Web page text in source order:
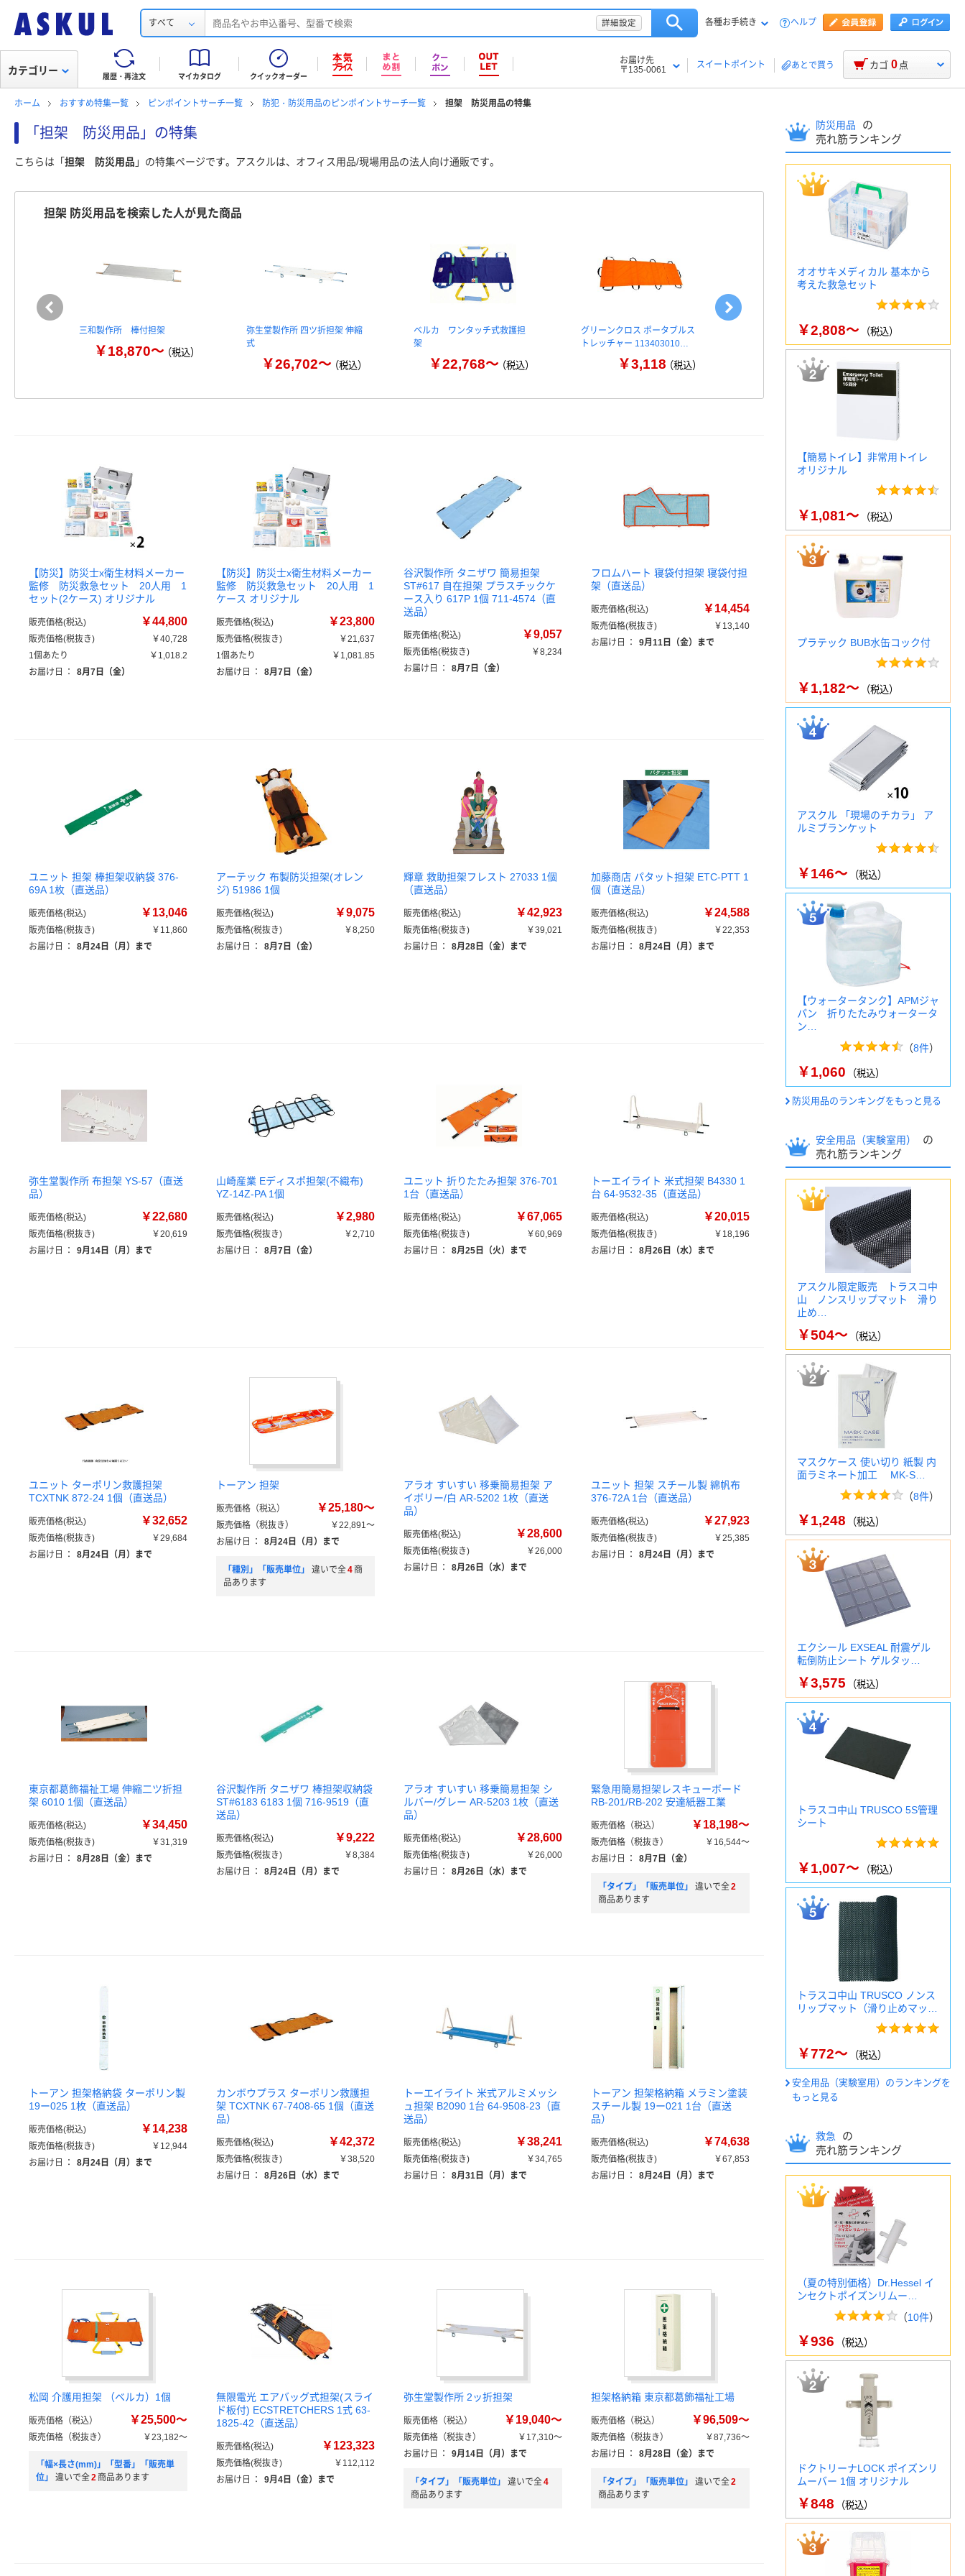
すべて 詳細設定 各種お手続き ヘルプ
履歴・再注文 マイカタログ クイックオーダー
お届け先
〒135-0061
スイートポイント あとで買う
カテゴリー カゴ 0 点
ホーム おすすめ特集一覧 ピンポイントサーチ一覧 防犯・防災用品のピンポイントサーチ一覧 担架 防災用品の特集
「担架 防災用品」の特集
こちらは「担架 防災用品 」の特集ページです。アスクルは、オフィス用品/現場用品の法人向け通販です。
担架 防災用品を検索した人が見た商品
三和製作所 棒付担架
￥18,870～（税込）
弥生堂製作所 四ツ折担架 伸縮
式
￥26,702～（税込）
ベルカ ワンタッチ式救護担
架
￥22,768～（税込）
グリーンクロス ポータブルス
トレッチャー 113403010…
￥3,118（税込）
アズワン 担架収納ケース 担架
￥40,152～
￥
【防災】防災士x衛生材料メーカー
監修 防災救急セット 20人用 1
セット(2ケース) オリジナル
販売価格(税込) ￥44,800
販売価格(税抜き)
￥40,728
1個あたり
￥1,018.2
お届け日
： 8月7日（金）
【防災】防災士x衛生材料メーカー
監修 防災救急セット 20人用 1
ケース オリジナル
販売価格(税込) ￥23,800
販売価格(税抜き)
￥21,637
1個あたり
￥1,081.85
お届け日
： 8月7日（金）
谷沢製作所 タニザワ 簡易担架
ST#617 自在担架 プラスチックケ
ース入り 617P 1個 711-4574（直
送品）
販売価格(税込) ￥9,057
販売価格(税抜き)
￥8,234
お届け日
： 8月7日（金）
フロムハート 寝袋付担架 寝袋付担
架（直送品）
販売価格(税込) ￥14,454
販売価格(税抜き)
￥13,140
お届け日
： 9月11日（金）まで
ユニット 担架 棒担架収納袋 376-
69A 1枚（直送品）
販売価格(税込) ￥13,046
販売価格(税抜き)
￥11,860
お届け日
： 8月24日（月）まで
アーテック 布製防災担架(オレン
ジ) 51986 1個
販売価格(税込) ￥9,075
販売価格(税抜き)
￥8,250
お届け日
： 8月7日（金）
輝章 救助担架フレスト 27033 1個
（直送品）
販売価格(税込) ￥42,923
販売価格(税抜き)
￥39,021
お届け日
： 8月28日（金）まで
加藤商店 パタット担架 ETC-PTT 1
個（直送品）
販売価格(税込) ￥24,588
販売価格(税抜き)
￥22,353
お届け日
： 8月24日（月）まで
弥生堂製作所 布担架 YS-57（直送
品）
販売価格(税込) ￥22,680
販売価格(税抜き)
￥20,619
お届け日
： 9月14日（月）まで
山崎産業 Eディスポ担架(不織布)
YZ-14Z-PA 1個
販売価格(税込) ￥2,980
販売価格(税抜き)
￥2,710
お届け日
： 8月7日（金）
ユニット 折りたたみ担架 376-701
1台（直送品）
販売価格(税込) ￥67,065
販売価格(税抜き)
￥60,969
お届け日
： 8月25日（火）まで
トーエイライト 米式担架 B4330 1
台 64-9532-35（直送品）
販売価格(税込) ￥20,015
販売価格(税抜き)
￥18,196
お届け日
： 8月26日（水）まで
ユニット ターポリン救護担架
TCXTNK 872-24 1個（直送品）
販売価格(税込) ￥32,652
販売価格(税抜き)
￥29,684
お届け日
： 8月24日（月）まで
トーアン 担架
販売価格（税込） ￥25,180～
販売価格（税抜き）
￥22,891～
お届け日
： 8月24日（月）まで
「種別」「販売単位」 違いで全4 商
品あります
アラオ すいすい 移乗簡易担架 ア
イボリー/白 AR-5202 1枚（直送
品）
販売価格(税込) ￥28,600
販売価格(税抜き)
￥26,000
お届け日
： 8月26日（水）まで
ユニット 担架 スチール製 綿帆布
376-72A 1台（直送品）
販売価格(税込) ￥27,923
販売価格(税抜き)
￥25,385
お届け日
： 8月24日（月）まで
東京都葛飾福祉工場 伸縮二ツ折担
架 6010 1個（直送品）
販売価格(税込) ￥34,450
販売価格(税抜き)
￥31,319
お届け日
： 8月28日（金）まで
谷沢製作所 タニザワ 棒担架収納袋
ST#6183 6183 1個 716-9519（直
送品）
販売価格(税込) ￥9,222
販売価格(税抜き)
￥8,384
お届け日
： 8月24日（月）まで
アラオ すいすい 移乗簡易担架 シ
ルバー/グレー AR-5203 1枚（直送
品）
販売価格(税込) ￥28,600
販売価格(税抜き)
￥26,000
お届け日
： 8月26日（水）まで
緊急用簡易担架レスキューボード
RB-201/RB-202 安達紙器工業
販売価格（税込） ￥18,198～
販売価格（税抜き）
￥16,544～
お届け日
： 8月7日（金）
「タイプ」「販売単位」 違いで全2
商品あります
トーアン 担架格納袋 ターポリン製
19ー025 1枚（直送品）
販売価格(税込) ￥14,238
販売価格(税抜き)
￥12,944
お届け日
： 8月24日（月）まで
カンボウプラス ターポリン救護担
架 TCXTNK 67-7408-65 1個（直送
品）
販売価格(税込) ￥42,372
販売価格(税抜き)
￥38,520
お届け日
： 8月26日（水）まで
トーエイライト 米式アルミメッシ
ュ担架 B2090 1台 64-9508-23（直
送品）
販売価格(税込) ￥38,241
販売価格(税抜き)
￥34,765
お届け日
： 8月31日（月）まで
トーアン 担架格納箱 メラミン塗装
スチール製 19ー021 1台（直送
品）
販売価格(税込) ￥74,638
販売価格(税抜き)
￥67,853
お届け日
： 8月24日（月）まで
松岡 介護用担架 （ベルカ）1個
販売価格（税込） ￥25,500～
販売価格（税抜き） ￥23,182～
「幅×長さ(mm)」「型番」「販売単
位」
違いで全2 商品あります
無限電光 エアバッグ式担架(スライ
ド板付) ECSTRETCHERS 1式 63-
1825-42（直送品）
販売価格(税込) ￥123,323
販売価格(税抜き)
￥112,112
お届け日
： 9月4日（金）まで
弥生堂製作所 2ッ折担架
販売価格（税込） ￥19,040～
販売価格（税抜き）
￥17,310～
お届け日
： 9月14日（月）まで
「タイプ」「販売単位」 違いで全4
商品あります
担架格納箱 東京都葛飾福祉工場
販売価格（税込） ￥96,509～
販売価格（税抜き）
￥87,736～
お届け日
： 8月28日（金）まで
「タイプ」「販売単位」 違いで全2
商品あります
防災用品
の
売れ筋ランキング
オオサキメディカル 基本から
考えた救急セット
￥2,808～ （税込）
【簡易トイレ】非常用トイレ
オリジナル
￥1,081～ （税込）
プラテック BUB水缶コック付
￥1,182～ （税込）
アスクル 「現場のチカラ」 ア
ルミブランケット
￥146～ （税込）
【ウォータータンク】APMジャ
パン 折りたたみウォータータ
ン…
（8件）
￥1,060 （税込）
防災用品のランキングをもっと見る
安全用品（実験室用）
の
売れ筋ランキング
アスクル限定販売 トラスコ中
山 ノンスリップマット 滑り
止め…
￥504～ （税込）
マスクケース 使い切り 紙製 内
面ラミネート加工 MK-S…
（8件）
￥1,248 （税込）
エクシール EXSEAL 耐震ゲル
転倒防止シート ゲルタッ…
￥3,575 （税込）
トラスコ中山 TRUSCO 5S管理
シート
￥1,007～ （税込）
トラスコ中山 TRUSCO ノンス
リップマット（滑り止めマッ…
￥772～ （税込）
安全用品（実験室用）のランキングを
もっと見る
救急
の
売れ筋ランキング
（夏の特別価格）Dr.Hessel イ
ンセクトポイズンリムー…
（10件）
￥936 （税込）
ドクトリーナLOCK ポイズンリ
ムーバー 1個 オリジナル
￥848 （税込）